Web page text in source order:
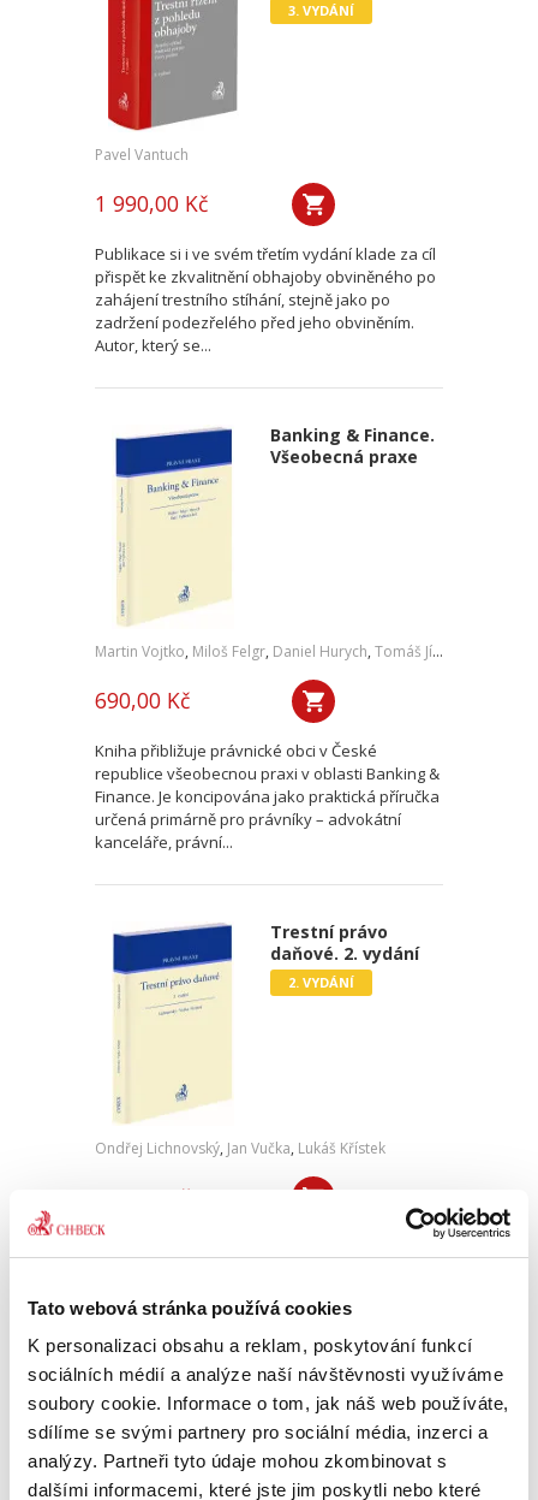
Tato webová stránka používá cookies
K personalizaci obsahu a reklam, poskytování funkcí
sociálních médií a analýze naší návštěvnosti využíváme
soubory cookie. Informace o tom, jak náš web používáte,
sdílíme se svými partnery pro sociální média, inzerci a
analýzy. Partneři tyto údaje mohou zkombinovat s
dalšími informacemi, které jste jim poskytli nebo které
3. VYDÁNÍ
Pavel Vantuch
1 990,00 Kč
Publikace si i ve svém třetím vydání klade za cíl
přispět ke zkvalitnění obhajoby obviněného po
zahájení trestního stíhání, stejně jako po
zadržení podezřelého před jeho obviněním.
Autor, který se...
Banking & Finance.
Všeobecná praxe
Martin Vojtko, Miloš Felgr, Daniel Hurych, Tomáš Jíně
690,00 Kč
Kniha přibližuje právnické obci v České
republice všeobecnou praxi v oblasti Banking &
Finance. Je koncipována jako praktická příručka
určená primárně pro právníky – advokátní
kanceláře, právní...
Trestní právo
daňové. 2. vydání
2. VYDÁNÍ
Ondřej Lichnovský, Jan Vučka, Lukáš Křístek
720,00 Kč
zákonů, tak zákonů trestních. Stranou nelze
ponechat ani schopnost...
Tvorba a distribuce
pojištění osob